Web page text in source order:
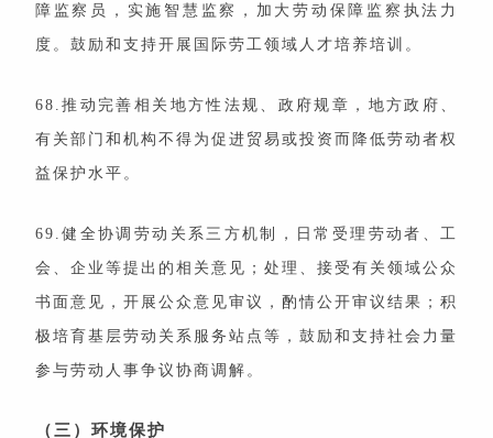
障监察员，实施智慧监察，加大劳动保障监察执法力
度。鼓励和支持开展国际劳工领域人才培养培训。
68.推动完善相关地方性法规、政府规章，地方政府、
有关部门和机构不得为促进贸易或投资而降低劳动者权
益保护水平。
69.健全协调劳动关系三方机制，日常受理劳动者、工
会、企业等提出的相关意见；处理、接受有关领域公众
书面意见，开展公众意见审议，酌情公开审议结果；积
极培育基层劳动关系服务站点等，鼓励和支持社会力量
参与劳动人事争议协商调解。
（三）环境保护